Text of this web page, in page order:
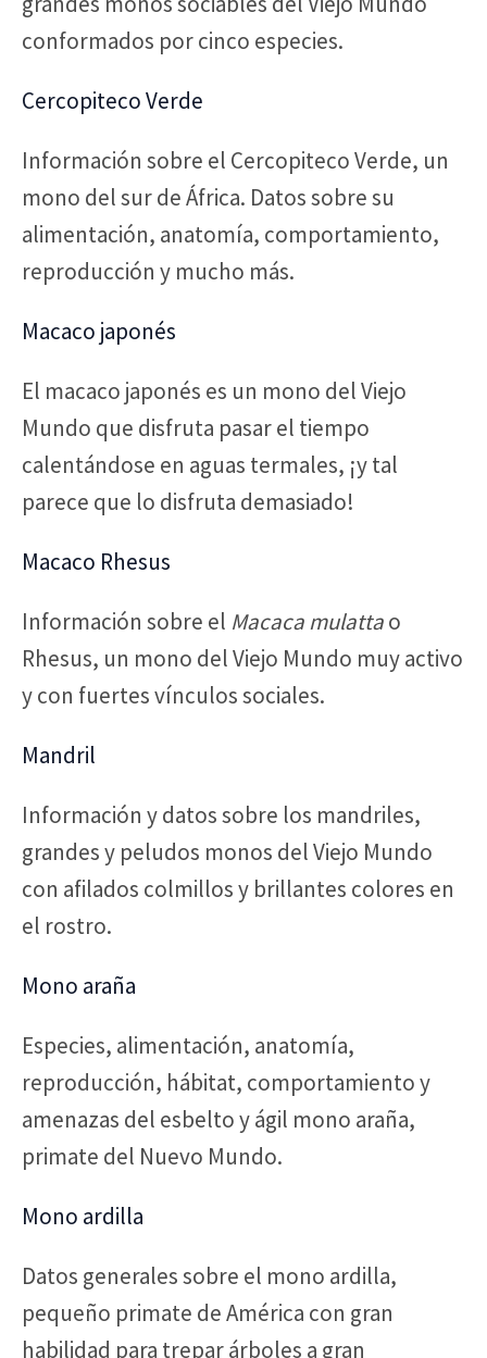
conformados por cinco especies.
Cercopiteco Verde
Información sobre el Cercopiteco Verde, un
mono del sur de África. Datos sobre su
alimentación, anatomía, comportamiento,
reproducción y mucho más.
Macaco japonés
El macaco japonés es un mono del Viejo
Mundo que disfruta pasar el tiempo
calentándose en aguas termales, ¡y tal
parece que lo disfruta demasiado!
Macaco Rhesus
Información sobre el Macaca mulattao
Rhesus, un mono del Viejo Mundo muy activo
y con fuertes vínculos sociales.
Mandril
Información y datos sobre los mandriles,
grandes y peludos monos del Viejo Mundo
con afilados colmillos y brillantes colores en
el rostro.
Mono araña
Especies, alimentación, anatomía,
reproducción, hábitat, comportamiento y
amenazas del esbelto y ágil mono araña,
primate del Nuevo Mundo.
Mono ardilla
Datos generales sobre el mono ardilla,
pequeño primate de América con gran
habilidad para trepar árboles a gran